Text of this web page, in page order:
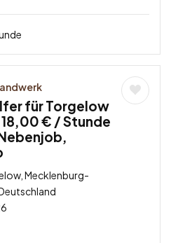
für Torgelow
€ / Stunde
Mecklenburg-